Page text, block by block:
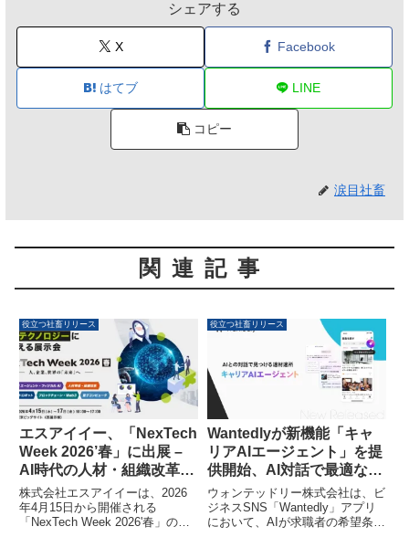
シェアする
X Facebook
はてブ LINE
コピー
涙目社畜
関連記事
役立つ社畜リリース
エスアイイー、「NexTech
Week 2026’春」に出展 –
AI時代の人材・組織改革
EXPOでIT教育サービスを
展示します
株式会社エスアイイーは、2026
年4月15日から開催される
「NexTech Week 2026'春」の
役立つ社畜リリース
Wantedlyが新機能「キャ
リアAIエージェント」を提
供開始、AI対話で最適な仕
事探しを支援
ウォンテッドリー株式会社は、ビ
ジネスSNS「Wantedly」アプリ
において、AIが求職者の希望条件